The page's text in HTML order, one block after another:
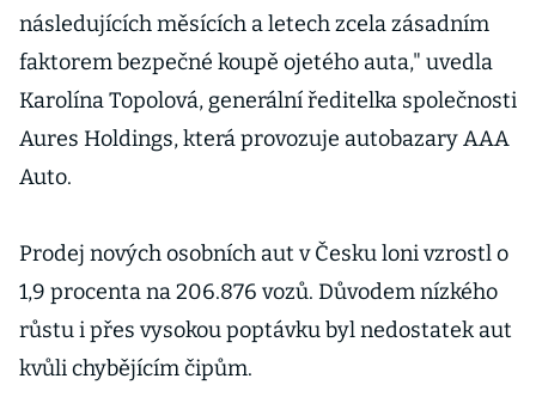
následujících měsících a letech zcela zásadním
faktorem bezpečné koupě ojetého auta," uvedla
Karolína Topolová, generální ředitelka společnosti
Aures Holdings, která provozuje autobazary AAA
Auto.
Prodej nových osobních aut v Česku loni vzrostl o
1,9 procenta na 206.876 vozů. Důvodem nízkého
růstu i přes vysokou poptávku byl nedostatek aut
kvůli chybějícím čipům.